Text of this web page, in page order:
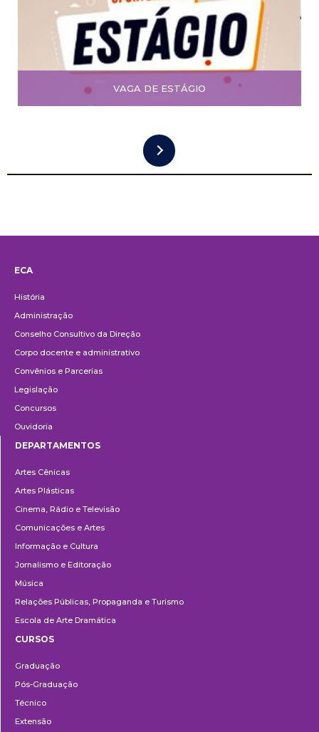
VAGA DE ESTÁGIO
ECA
História
Administração
Conselho Consultivo da Direção
Corpo docente e administrativo
Convênios e Parcerias
Legislação
Concursos
Ouvidoria
DEPARTAMENTOS
Artes Cênicas
Artes Plásticas
Cinema, Rádio e Televisão
Comunicações e Artes
Informação e Cultura
Jornalismo e Editoração
Música
Relações Públicas, Propaganda e Turismo
Escola de Arte Dramática
CURSOS
Graduação
Pós-Graduação
Técnico
Extensão